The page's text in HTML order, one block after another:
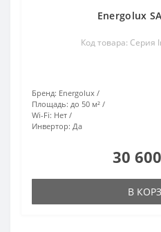
Energolux
Код товара: Серия
Бренд: Energolux
Площадь: до 50 м²
Wi-Fi: Нет
Инвертор: Да
30
В